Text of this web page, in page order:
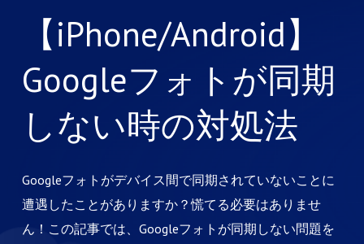
【iPhone/Android】
Googleフォトが同期
しない時の対処法
Googleフォトがデバイス間で同期されていないことに
遭遇したことがありますか？慌てる必要はありませ
ん！この記事では、Googleフォトが同期しない問題を